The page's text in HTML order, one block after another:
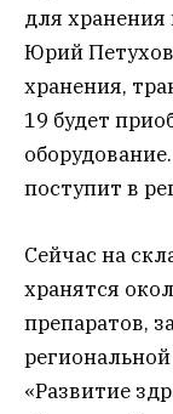
для
Юрий
хранения,
19 будет
поступит в
Сейчас на
хранятся
препаратов,
«Развитие